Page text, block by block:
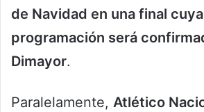
de Navidad en una final cuya
programación será
Dimayor.
Paralelamente, Atlético